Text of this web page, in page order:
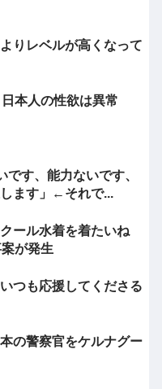
りレベルが高くなって
本人の性欲は異常
す、能力ないです、
ます」←それで...
ール水着を着たいね
が発生
つも応援してくださる
の警察官をケルナグー